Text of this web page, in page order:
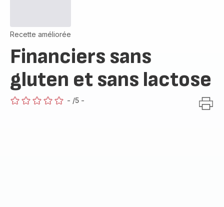
Recette améliorée
Financiers sans
gluten et sans lactose
- /5 -